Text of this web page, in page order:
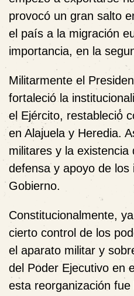
provocó un gran salto
el país a la migración
importancia, en la
Militarmente el
fortaleció la
el Ejército, restableció́
en Alajuela y Heredia.
militares y la existencia
defensa y apoyo de los
Gobierno.
Constitucionalmente,
cierto control de los
el aparato militar y
del Poder Ejecutivo en
esta reorganización